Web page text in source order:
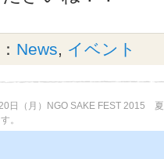
News, イベント
日（月）NGO SAKE FEST 2015 夏
。